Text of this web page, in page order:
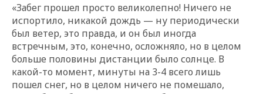
«Забег прошел просто великолепно! Ничего не
испортило, никакой дождь — ну периодически
был ветер, это правда, и он был иногда
встречным, это, конечно, осложняло, но в целом
больше половины дистанции было солнце. В
какой-то момент, минуты на 3-4 всего лишь
пошел снег, но в целом ничего не помешало,